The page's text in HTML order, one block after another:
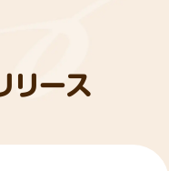
リース